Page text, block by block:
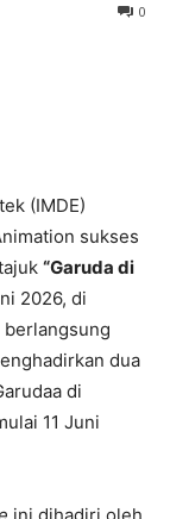
0
(IMDE)
sukses
“Garuda di
2026, di
berlangsung
dua
di
11 Juni